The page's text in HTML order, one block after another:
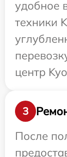
удобное
техники
центр
3
После